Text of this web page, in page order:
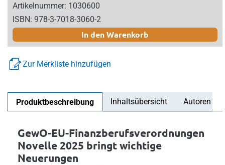
Artikelnummer: 1030600
ISBN: 978-3-7018-3060-2
In den Warenkorb
Zur Merkliste hinzufügen
Produktbeschreibung Inhaltsübersicht Autoren
GewO-EU-Finanzberufsverordnungen
Novelle 2025 bringt wichtige
Neuerungen